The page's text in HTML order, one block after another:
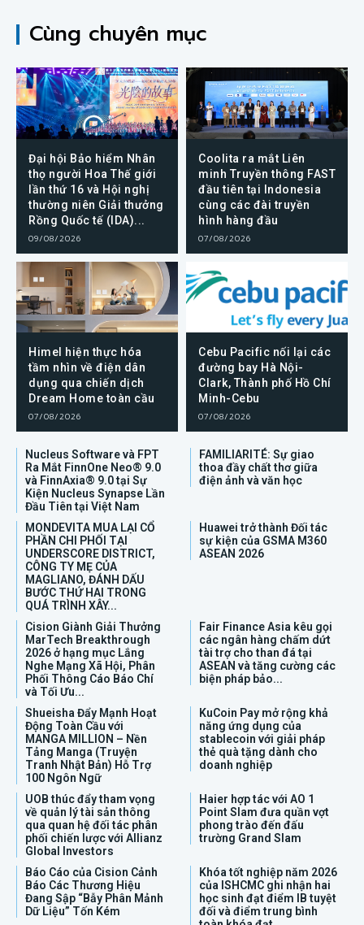
Cùng chuyên mục
Đại hội Bảo hiểm Nhân
thọ người Hoa Thế giới
lần thứ 16 và Hội nghị
thường niên Giải thưởng
Rồng Quốc tế (IDA)...
09/08/2026
Coolita ra mắt Liên
minh Truyền thông FAST
đầu tiên tại Indonesia
cùng các đài truyền
hình hàng đầu
07/08/2026
Himel hiện thực hóa
tầm nhìn về điện dân
dụng qua chiến dịch
Dream Home toàn cầu
07/08/2026
Cebu Pacific nối lại các
đường bay Hà Nội-
Clark, Thành phố Hồ Chí
Minh-Cebu
07/08/2026
Nucleus Software và FPT
Ra Mắt FinnOne Neo® 9.0
và FinnAxia® 9.0 tại Sự
Kiện Nucleus Synapse Lần
Đầu Tiên tại Việt Nam
FAMILIARITÉ: Sự giao
thoa đầy chất thơ giữa
điện ảnh và văn học
MONDEVITA MUA LẠI CỔ
PHẦN CHI PHỐI TẠI
UNDERSCORE DISTRICT,
CÔNG TY MẸ CỦA
MAGLIANO, ĐÁNH DẤU
BƯỚC THỨ HAI TRONG
QUÁ TRÌNH XÂY...
Huawei trở thành Đối tác
sự kiện của GSMA M360
ASEAN 2026
Cision Giành Giải Thưởng
MarTech Breakthrough
2026 ở hạng mục Lắng
Nghe Mạng Xã Hội, Phân
Phối Thông Cáo Báo Chí
và Tối Ưu...
Fair Finance Asia kêu gọi
các ngân hàng chấm dứt
tài trợ cho than đá tại
ASEAN và tăng cường các
biện pháp bảo...
Shueisha Đẩy Mạnh Hoạt
Động Toàn Cầu với
MANGA MILLION – Nền
Tảng Manga (Truyện
Tranh Nhật Bản) Hỗ Trợ
100 Ngôn Ngữ
KuCoin Pay mở rộng khả
năng ứng dụng của
stablecoin với giải pháp
thẻ quà tặng dành cho
doanh nghiệp
UOB thúc đẩy tham vọng
về quản lý tài sản thông
qua quan hệ đối tác phân
phối chiến lược với Allianz
Global Investors
Haier hợp tác với AO 1
Point Slam đưa quần vợt
phong trào đến đấu
trường Grand Slam
Báo Cáo của Cision Cảnh
Báo Các Thương Hiệu
Đang Sập “Bẫy Phân Mảnh
Dữ Liệu” Tốn Kém
Khóa tốt nghiệp năm 2026
của ISHCMC ghi nhận hai
học sinh đạt điểm IB tuyệt
đối và điểm trung bình